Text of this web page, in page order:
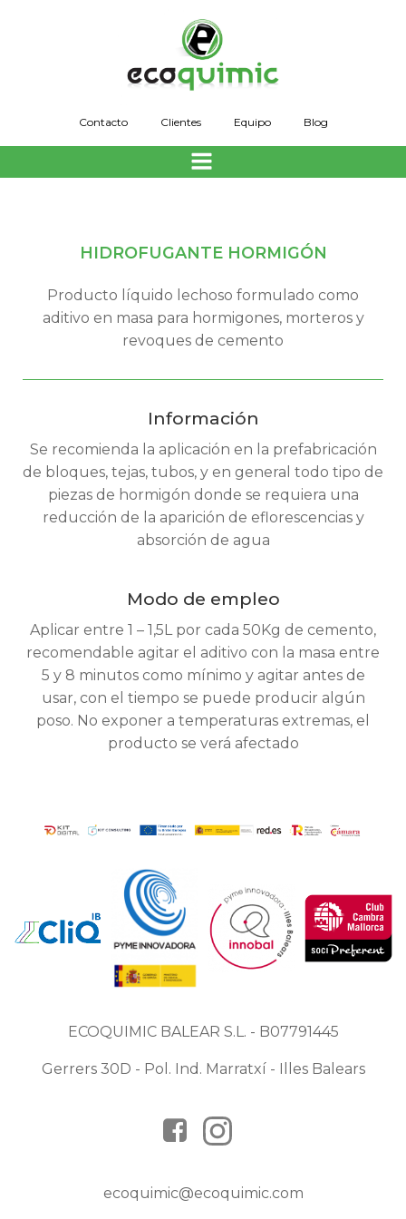
al
contenido
Contacto Clientes Equipo Blog
HIDROFUGANTE HORMIGÓN
Producto líquido lechoso formulado como
aditivo en masa para hormigones, morteros y
revoques de cemento
Información
Se recomienda la aplicación en la prefabricación
de bloques, tejas, tubos, y en general todo tipo de
piezas de hormigón donde se requiera una
reducción de la aparición de eflorescencias y
absorción de agua
Modo de empleo
Aplicar entre 1 – 1,5L por cada 50Kg de cemento,
recomendable agitar el aditivo con la masa entre
5 y 8 minutos como mínimo y agitar antes de
usar, con el tiempo se puede producir algún
poso. No exponer a temperaturas extremas, el
producto se verá afectado
ECOQUIMIC BALEAR S.L. - B07791445
Gerrers 30D - Pol. Ind. Marratxí - Illes Balears
ecoquimic@ecoquimic.com